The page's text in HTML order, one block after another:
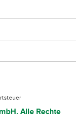
Alle Rechte